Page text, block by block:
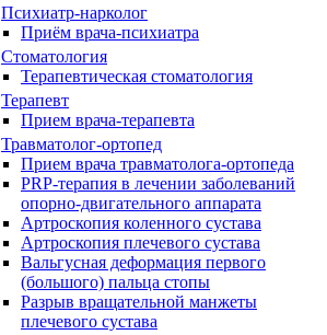
Психиатр-нарколог
Приём врача-психиатра
Стоматология
Терапевтическая стоматология
Терапевт
Прием врача-терапевта
Травматолог-ортопед
Прием врача травматолога-ортопеда
PRP-терапия в лечении заболеваний
опорно-двигательного аппарата
Артроскопия коленного сустава
Артроскопия плечевого сустава
Вальгусная деформация первого
(большого) пальца стопы
Разрыв вращательной манжеты
плечевого сустава